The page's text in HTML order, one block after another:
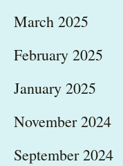
March 2025
February 2025
January 2025
November 2024
September 2024